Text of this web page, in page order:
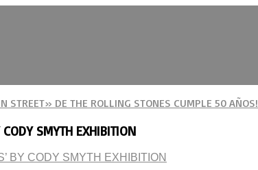
STREET» DE THE ROLLING STONES CUMPLE 50 AÑOS!
CODY SMYTH EXHIBITION